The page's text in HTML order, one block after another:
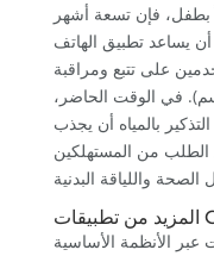
بطفل، فإن تسعة أشهر
يساعد تطبيق الهاتف
على تتبع ومراقبة
في الوقت الحاضر،
بالمياه أن يجذب
الطلب من المستهلكين
عبر الأنظمة الأساسية